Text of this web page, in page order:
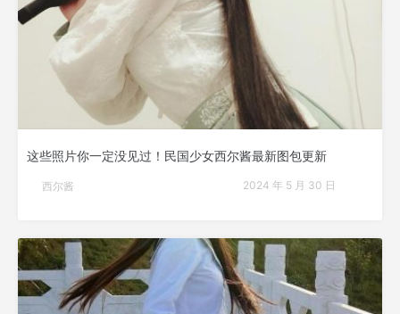
这些照片你一定没见过！民国少女西尔酱最新图包更新
西尔酱 2024 年 5 月 30 日